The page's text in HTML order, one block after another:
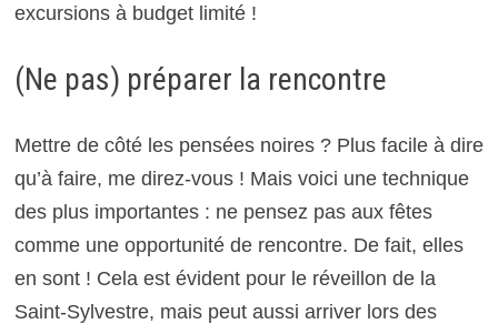
excursions à budget limité !
(Ne pas) préparer la rencontre
Mettre de côté les pensées noires ? Plus facile à dire
qu’à faire, me direz-vous ! Mais voici une technique
des plus importantes : ne pensez pas aux fêtes
comme une opportunité de rencontre. De fait, elles
en sont ! Cela est évident pour le réveillon de la
Saint-Sylvestre, mais peut aussi arriver lors des